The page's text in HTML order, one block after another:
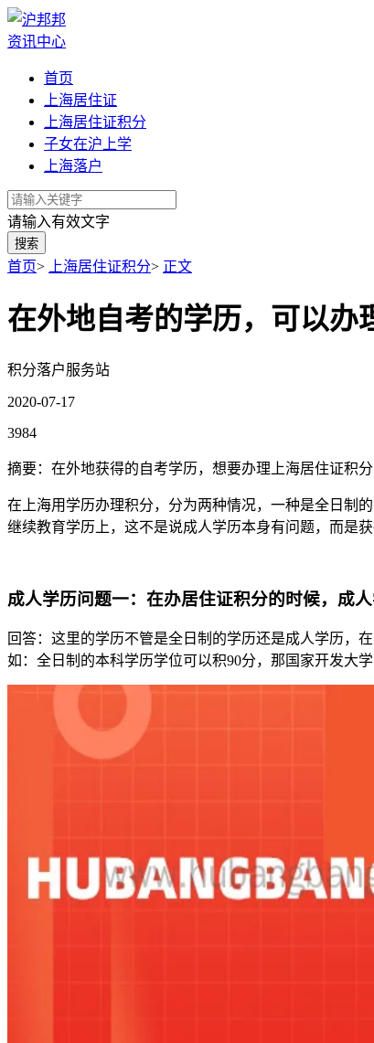
资讯中心
首页
上海居住证
上海居住证积分
子女在沪上学
上海落户
请输入有效文字
搜索
首页> 上海居住证积分> 正文
在外地自考的学历，可以办
积分落户服务站
2020-07-17
3984
摘要：在外地获得的自考学历，想要办理上海居住证积
在上海用学历办理积分，分为两种情况，一种是全日制
继续教育学历上，这不是说成人学历本身有问题，而是获
成人学历问题一：在办居住证积分的时候，成
回答：这里的学历不管是全日制的学历还是成人学历，
如：全日制的本科学历学位可以积90分，那国家开发大